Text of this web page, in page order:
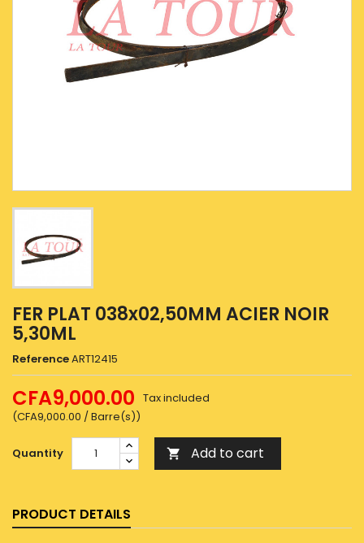
FER PLAT 038x02,50MM ACIER NOIR
5,30ML
ReferenceART12415
CFA9,000.00
(CFA9,000.00 / Barre(s))
Tax included
Quantity  Add to cart
PRODUCT DETAILS